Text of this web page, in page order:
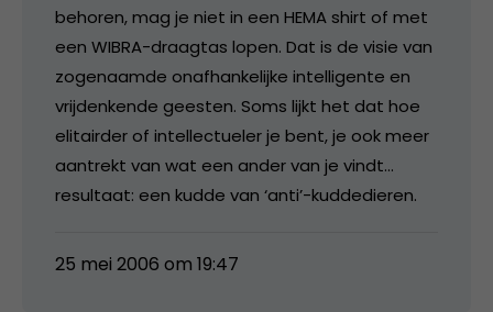
behoren, mag je niet in een HEMA shirt of met
een WIBRA-draagtas lopen. Dat is de visie van
zogenaamde onafhankelijke intelligente en
vrijdenkende geesten. Soms lijkt het dat hoe
elitairder of intellectueler je bent, je ook meer
aantrekt van wat een ander van je vindt…
resultaat: een kudde van ‘anti’-kuddedieren.
25 mei 2006 om 19:47